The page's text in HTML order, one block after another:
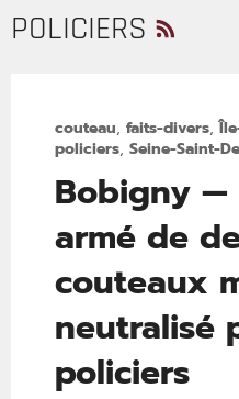
POLICIERS
couteau, faits-divers,
policiers, Seine-Saint-
Bobigny —
armé de
couteaux
neutralisé
policiers